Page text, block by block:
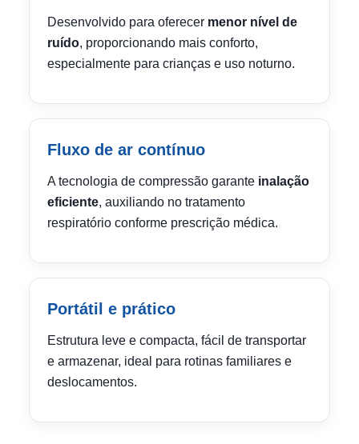
Desenvolvido para oferecer menor nível de
ruído, proporcionando mais conforto,
especialmente para crianças e uso noturno.
Fluxo de ar contínuo
A tecnologia de compressão garante inalação
eficiente, auxiliando no tratamento
respiratório conforme prescrição médica.
Portátil e prático
Estrutura leve e compacta, fácil de transportar
e armazenar, ideal para rotinas familiares e
deslocamentos.